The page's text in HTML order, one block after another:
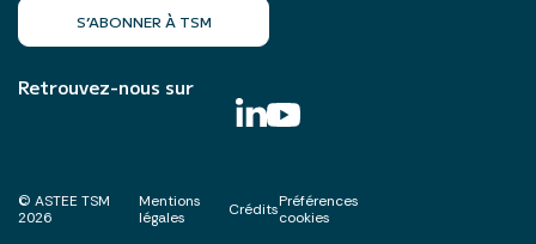
S’ABONNER À TSM
Retrouvez-nous sur
© ASTEE TSM
2026
Mentions
légales
CréditsPréférences
cookies